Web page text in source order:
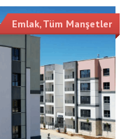
Emlak,Tüm Manşetler